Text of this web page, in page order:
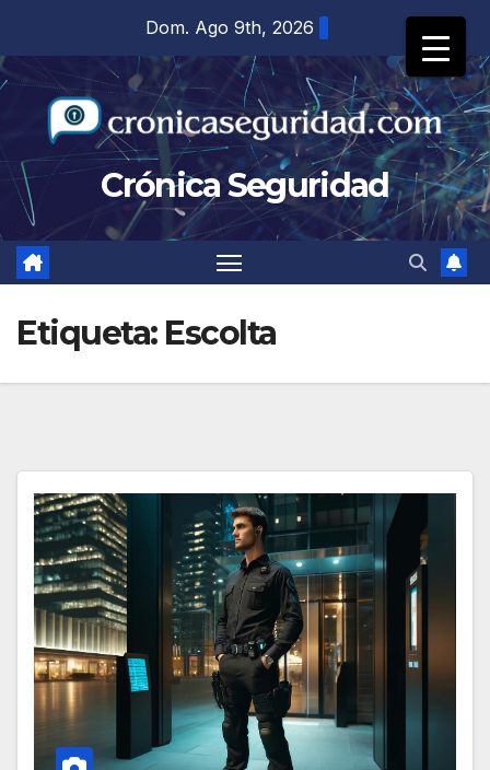
contenido
Dom. Ago 9th, 2026
Crónica Seguridad
Etiqueta: Escolta